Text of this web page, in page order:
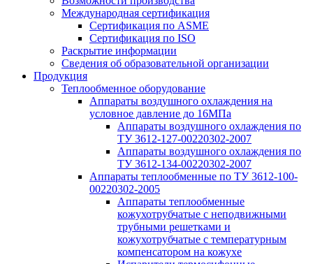
Международная сертификация
Сертификация по ASME
Сертификация по ISO
Раскрытие информации
Сведения об образовательной организации
Продукция
Теплообменное оборудование
Аппараты воздушного охлаждения на
условное давление до 16МПа
Аппараты воздушного охлаждения по
ТУ 3612-127-00220302-2007
Аппараты воздушного охлаждения по
ТУ 3612-134-00220302-2007
Аппараты теплообменные по ТУ 3612-100-
00220302-2005
Аппараты теплообменные
кожухотрубчатые с неподвижными
трубными решетками и
кожухотрубчатые с температурным
компенсатором на кожухе